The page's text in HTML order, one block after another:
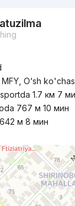
O‘sh
1.7 км 7
767 м 10 мин
м 8 мин